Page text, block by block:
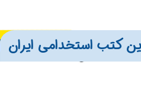
کتب استخدامی ایران